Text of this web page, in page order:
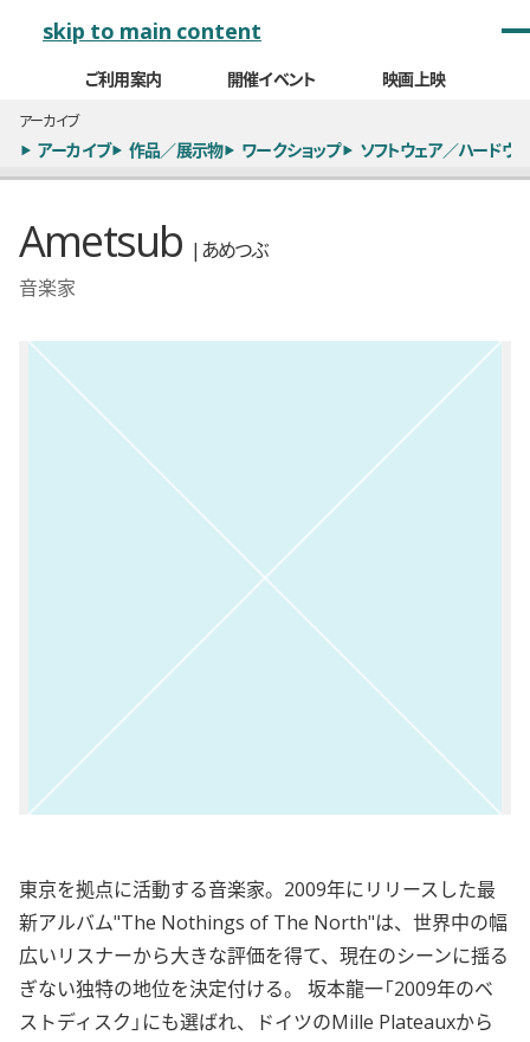
skip to main content
ご利用案内 開催イベント 映画上映
アーカイブ
アーカイブ 作品／展示物 ワークショップ ソフトウェア／ハードウ
Ametsub | あめつぶ
音楽家
東京を拠点に活動する音楽家。2009年にリリースした最
新アルバム"The Nothings of The North"は、世界中の幅
広いリスナーから大きな評価を得て、現在のシーンに揺る
ぎない独特の地位を決定付ける。 坂本龍一「2009年のベ
ストディスク」にも選ばれ、ドイツのMille Plateauxから